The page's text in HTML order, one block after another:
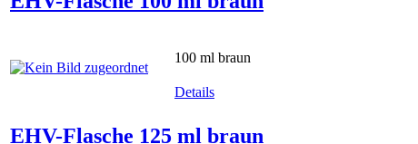
100 ml braun
Details
EHV-Flasche 125 ml braun